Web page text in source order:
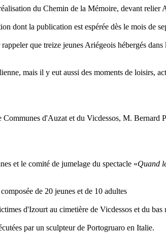
du Chemin de la Mémoire, devant relier
dont la publication est espérée dès le mois de
que treize jeunes Ariégeois hébergés
mais il y eut aussi des moments de loisirs,
d'Auzat et du Vicdessos, M. Bernard
et le comité de jumelage du spectacle «Quand
de 20 jeunes et de 10 adultes
d'Izourt au cimetière de Vicdessos et du
par un sculpteur de Portogruaro en Italie.